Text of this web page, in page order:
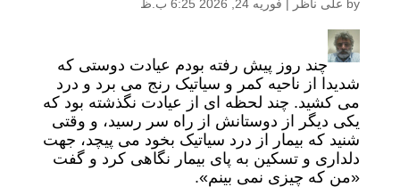
by علی ناظر | فوریه 24, 2026 6:25 ب.ظ
چند روز پیش رفته بودم عیادت دوستی که
شدیدا از ناحیه کمر و سیاتیک رنج می برد و درد
می کشید. چند لحظه ای از عیادت نگذشته بود که
یکی دیگر از دوستانش از راه سر رسید، و وقتی
شنید که بیمار از درد سیاتیک بخود می پیچد، جهت
دلداری و تسکین به پای بیمار نگاهی کرد و گفت
«من که چیزی نمی بینم».